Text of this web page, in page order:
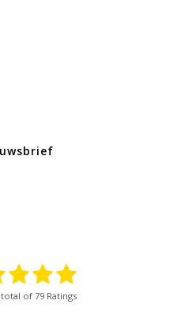
of 79 Ratings